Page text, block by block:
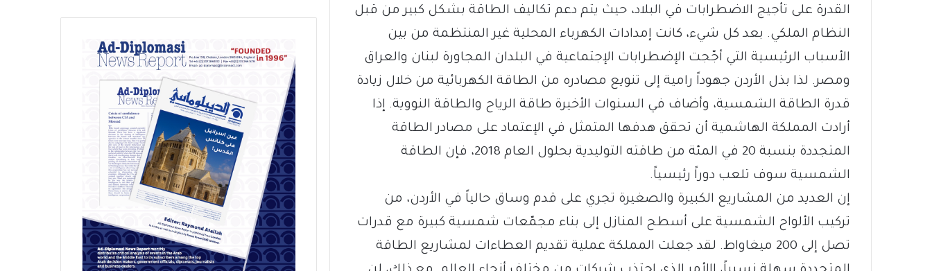
القدرة على تأجيج الاضطرابات في البلاد، حيث يتم دعم تكاليف الطاقة بشكل كبير من قبل
النظام الملكي. بعد كل شيء، كانت إمدادات الكهرباء المحلية غير المنتظمة من بين
الأسباب الرئيسية التي أجّجت الإضطرابات الإجتماعية في البلدان المجاورة لبنان والعراق
ومصر. لذا بذل الأردن جهوداً رامية إلى تنويع مصادره من الطاقة الكهربائية من خلال زيادة
قدرة الطاقة الشمسية، وأضاف في السنوات الأخيرة طاقة الرياح والطاقة النووية. إذا
أرادت المملكة الهاشمية أن تحقق هدفها المتمثل في الإعتماد على مصادر الطاقة
المتجددة بنسبة 20 في المئة من طاقته التوليدية بحلول العام 2018، فإن الطاقة
الشمسية سوف تلعب دوراً رئيسياً.
إن العديد من المشاريع الكبيرة والصغيرة تجري على قدم وساق حالياً في الأردن، من
تركيب الألواح الشمسية على أسطح المنازل إلى بناء مجمّعات شمسية كبيرة مع قدرات
تصل إلى 200 ميغاواط. لقد جعلت المملكة عملية تقديم العطاءات لمشاريع الطاقة